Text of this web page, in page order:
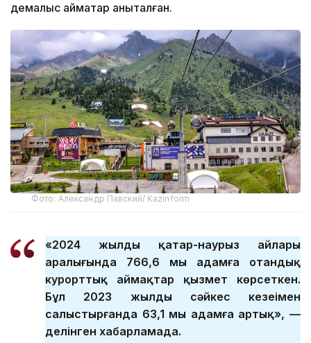
демалыс аймақтар анықталған.
Фото: Александр Павский/ Kazinform
«2024 жылдың қаңтар-наурыз айлары
аралығында 766,6 мың адамға отандық
курорттық аймақтар қызмет көрсеткен.
Бұл 2023 жылдың сәйкес кезеңімен
салыстырғанда 63,1 мың адамға артық», —
делінген хабарламада.